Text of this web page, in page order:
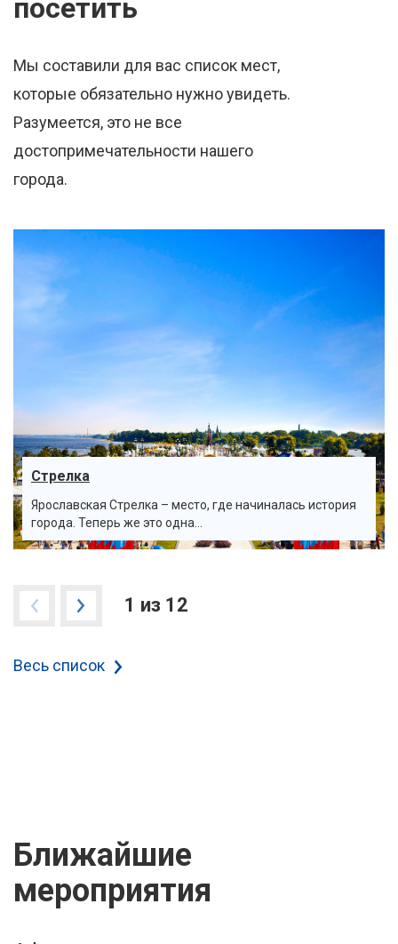
посетить
Мы составили для вас список мест,
которые обязательно нужно увидеть.
Разумеется, это не все
достопримечательности нашего
города.
Стрелка
Ярославская Стрелка – место, где начиналась история
города. Теперь же это одна...
1 из 12
Весь список
Ближайшие
мероприятия